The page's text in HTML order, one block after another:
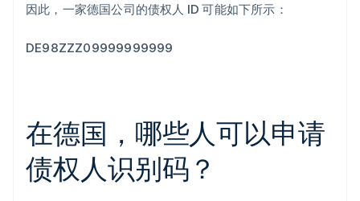
因此，一家德国公司的债权人 ID 可能如下所示：
DE98ZZZ09999999999
在德国，哪些人可以申请
债权人识别码？